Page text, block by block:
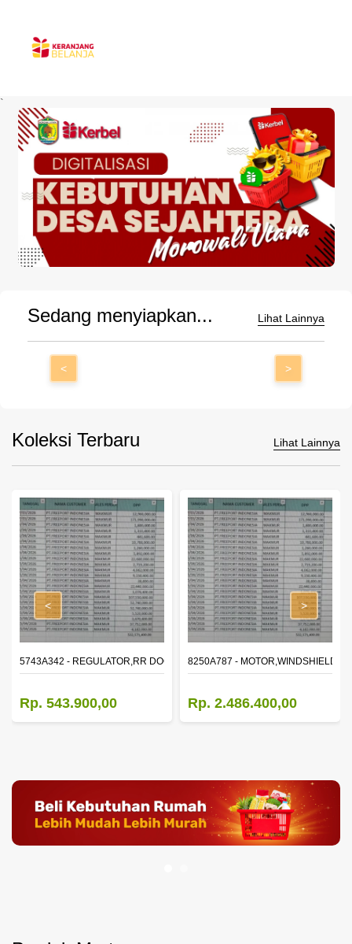
`
Sedang menyiapkan... Lihat Lainnya
< >
Koleksi Terbaru Lihat Lainnya
WINDOW,LH
5743A342 - REGULATOR,RR DOOR WINDOW,RH
Rp. 543.900,00
8250A787 - MOTOR,WINDSHIELD
Rp. 2.486.400,00
< >